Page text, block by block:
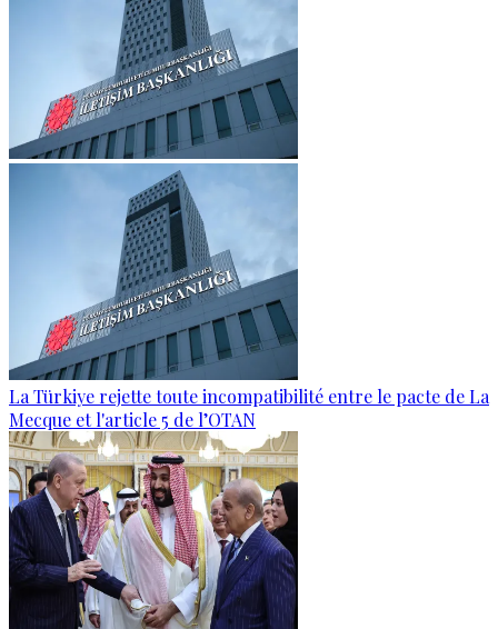
La Türkiye rejette toute incompatibilité entre le pacte de La
Mecque et l'article 5 de l’OTAN